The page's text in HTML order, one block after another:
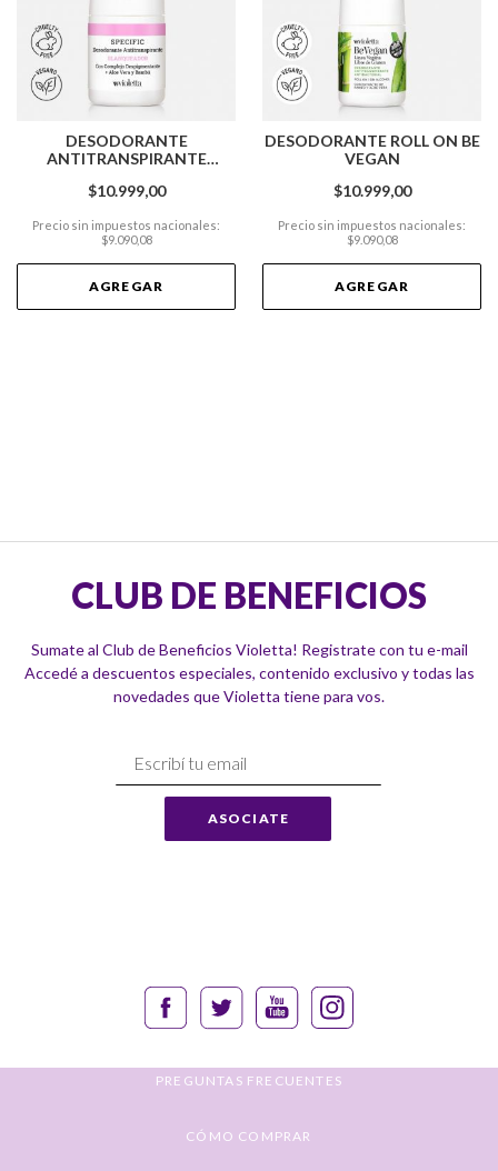
DESODORANTE
ANTITRANSPIRANTE
$10.999,00
Precio sin impuestos nacionales:
$9.090,08
AGREGAR
DESODORANTE ROLL ON BE
VEGAN
$10.999,00
Precio sin impuestos nacionales:
$9.090,08
AGREGAR
CLUB DE BENEFICIOS
Sumate al Club de Beneficios Violetta! Registrate con tu e-mail
Accedé a descuentos especiales, contenido exclusivo y todas las
novedades que Violetta tiene para vos.
Suscríbase
ASOCIATE
PREGUNTAS FRECUENTES
CÓMO COMPRAR